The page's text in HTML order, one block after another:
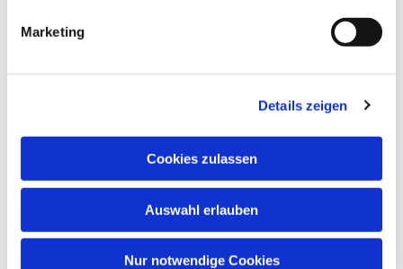
Marketing
Details zeigen
Cookies zulassen
Auswahl erlauben
Nur notwendige Cookies